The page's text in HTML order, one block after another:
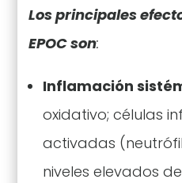
Los principales
EPOC son:
Inflamación
oxidativo; células
activadas
niveles elevados